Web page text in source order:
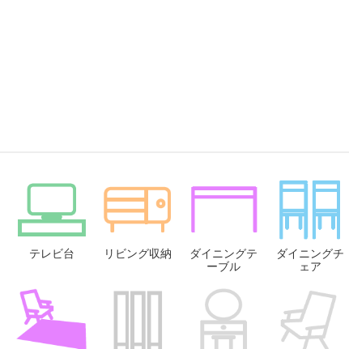
テレビ台 リビング収納
ダイニングテ
ーブル
ダイニングチ
ェア